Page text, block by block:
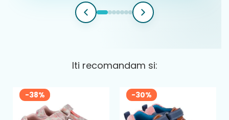
Iti recomandam si:
-38% -30%